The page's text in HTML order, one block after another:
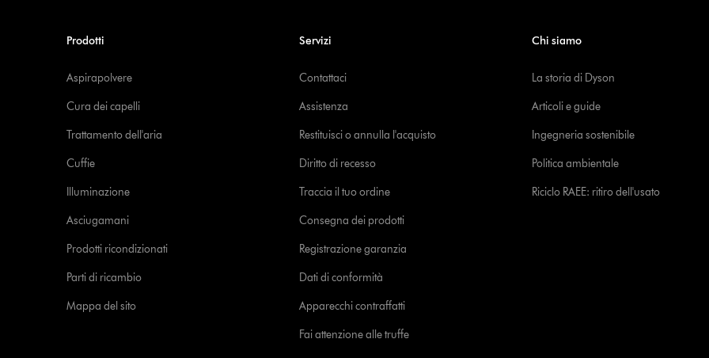
Prodotti
Aspirapolvere
Cura dei capelli
Trattamento dell'aria
Cuffie
Illuminazione
Asciugamani
Prodotti ricondizionati
Parti di ricambio
Mappa del sito
Servizi
Contattaci
Assistenza
Restituisci o annulla l'acquisto
Diritto di recesso
Traccia il tuo ordine
Consegna dei prodotti
Registrazione garanzia
Dati di conformità
Apparecchi contraffatti
Fai attenzione alle truffe
Chi siamo
La storia di Dyson
Articoli e guide
Ingegneria sostenibile
Politica ambientale
Riciclo RAEE: ritiro dell'usato